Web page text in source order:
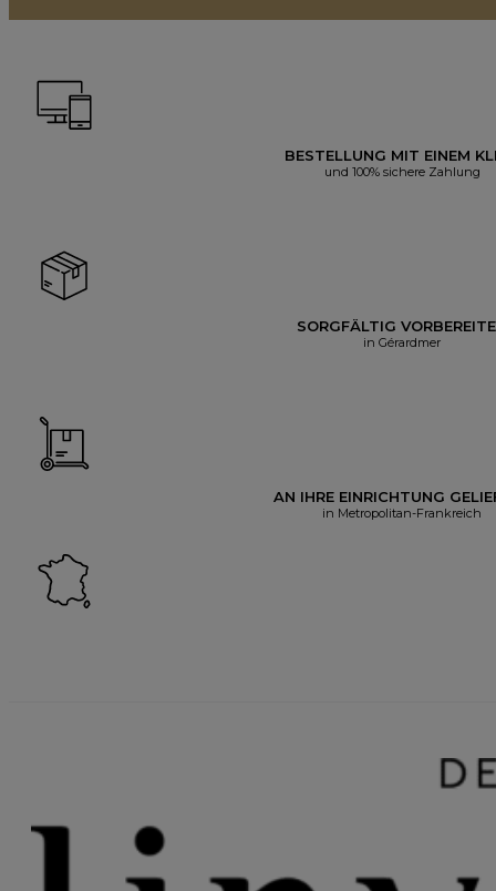
BESTELLUNG MIT EINEM
und 100% sichere Zahlung
SORGFÄLTIG
in Gérardmer
AN IHRE EINRICHTUNG
in Metropolitan-Frankreich